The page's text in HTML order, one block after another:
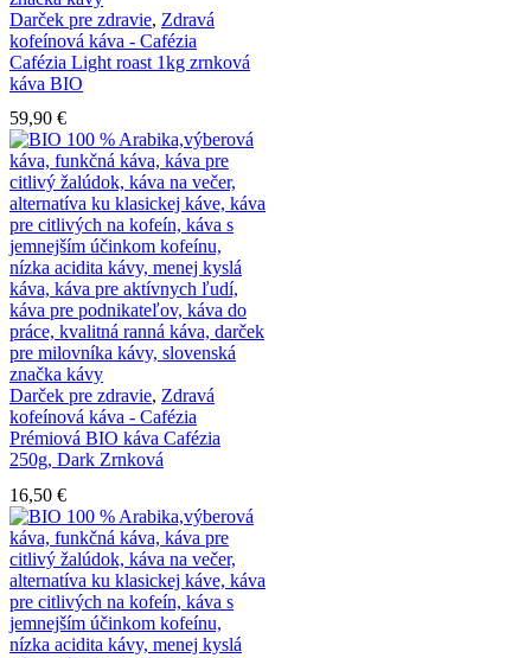
Darček pre zdravie, Zdravá
kofeínová káva - Cafézia
Cafézia Light roast 1kg zrnková
káva BIO
59,90 €
Darček pre zdravie, Zdravá
kofeínová káva - Cafézia
Prémiová BIO káva Cafézia
250g, Dark Zrnková
16,50 €